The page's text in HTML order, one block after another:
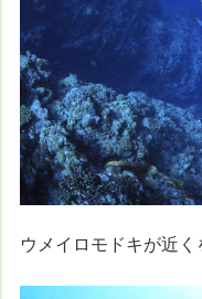
ウメイロモドキが近